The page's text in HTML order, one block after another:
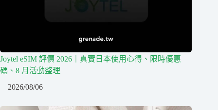
Joytel eSIM 評價 2026｜真實日本使用心得、限時優惠
碼、8 月活動整理
2026/08/06